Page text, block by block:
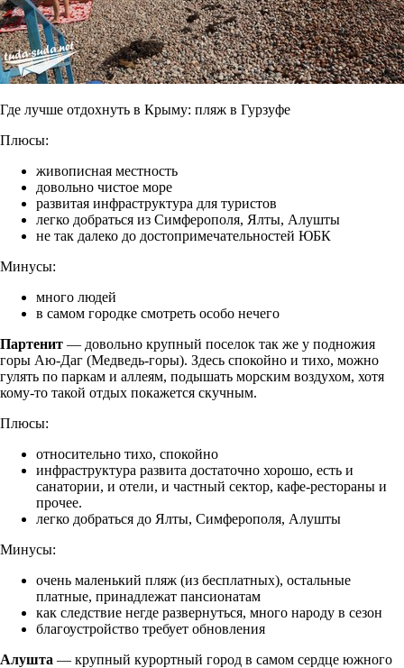
Где лучше отдохнуть в Крыму: пляж в Гурзуфе
Плюсы:
живописная местность
довольно чистое море
развитая инфраструктура для туристов
легко добраться из Симферополя, Ялты, Алушты
не так далеко до достопримечательностей ЮБК
Минусы:
много людей
в самом городке смотреть особо нечего
Партенит — довольно крупный поселок так же у подножия
горы Аю-Даг (Медведь-горы). Здесь спокойно и тихо, можно
гулять по паркам и аллеям, подышать морским воздухом, хотя
кому-то такой отдых покажется скучным.
Плюсы:
относительно тихо, спокойно
инфраструктура развита достаточно хорошо, есть и
санатории, и отели, и частный сектор, кафе-рестораны и
прочее.
легко добраться до Ялты, Симферополя, Алушты
Минусы:
очень маленький пляж (из бесплатных), остальные
платные, принадлежат пансионатам
как следствие негде развернуться, много народу в сезон
благоустройство требует обновления
Алушта — крупный курортный город в самом сердце южного